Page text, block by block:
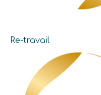
Re-travail